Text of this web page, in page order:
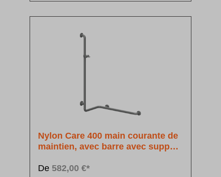
Nylon Care 400 main courante de
maintien, avec barre avec support
De 582,00 €*